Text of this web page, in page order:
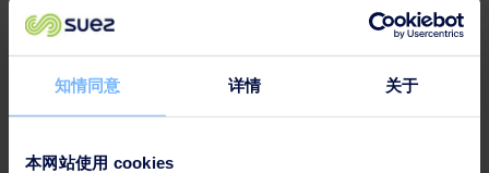
知情同意 详情 关于
本网站使用 cookies
下核心水务及污水处理基建投资公司Metro Pacific
Water，正式在伊洛伊洛大都会区开工建设菲律宾同类设
施中最大的海水淡化厂。该项目旨在应对该地区饮用水短
缺的严峻挑战，预计将在 24 个月内完工，为当地社区提供